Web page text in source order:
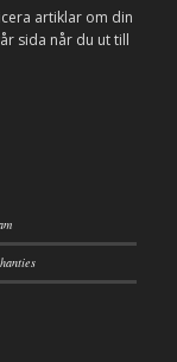
artiklar om din
sida når du ut till